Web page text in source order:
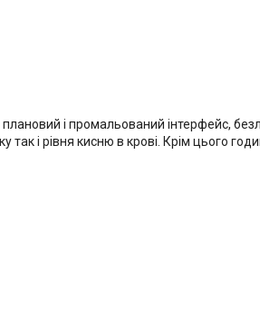
і промальований інтерфейс,
і рівня кисню в крові. Крім цього